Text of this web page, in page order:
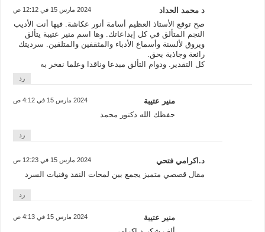
د محمد الحداد 2024 مارس 15 في 12:12 ص
صح توقع الأستاذ العظيم أسامة أنور عكاشة. فيها أنت الأديب
النجم المتألق في كل إبداعاتك. وها اسم منير عتيبة يتألق
ويروق لألسنة وأسماع الأدباء والمثقفين والمتلقين. سرديتك
رائعة وجاذبة بحق.
كل التقدير. ودوام التألق مبدعا وناقدا وعلما نفخر به
رد
منير عتيبة 2024 مارس 15 في 4:12 ص
حفظك الله دكتور محمد
رد
د.اكرامي فتحي 2024 مارس 15 في 12:23 ص
مقال قصصي متميز يجمع بين لمحات النقد وفنيات السرد
رد
منير عتيبة 2024 مارس 15 في 4:13 ص